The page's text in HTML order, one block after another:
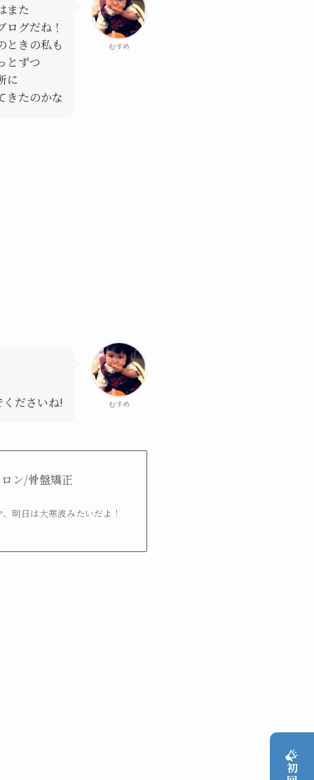
むすめ
また
ログだね！
ときの私も
とずつ
に
きたのかな
むすめ
ださいね!
ロン/骨盤矯正
明日は大寒波みたいだよ！